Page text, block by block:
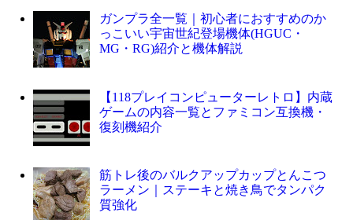
ガンプラ全一覧｜初心者におすすめのか
っこいい宇宙世紀登場機体(HGUC・
MG・RG)紹介と機体解説
【118プレイコンピューターレトロ】内蔵
ゲームの内容一覧とファミコン互換機・
復刻機紹介
筋トレ後のバルクアップカップとんこつ
ラーメン｜ステーキと焼き鳥でタンパク
質強化